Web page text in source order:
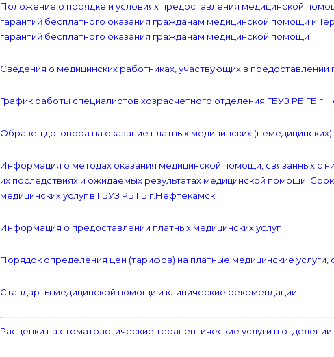
Положение о порядке и условиях предоставления медицинской
гарантий бесплатного оказания гражданам медицинской помощи и
гарантий бесплатного оказания гражданам медицинской помощи
Сведения о медицинских работниках, участвующих в предоставлении
График работы специалистов хозрасчетного отделения ГБУЗ РБ ГБ
Образец договора на оказание платных медицинских
Информация о методах оказания медицинской помощи, связанных с
их последствиях и ожидаемых результатах медицинской помощи.
медицинских услуг в ГБУЗ РБ ГБ г.Нефтекамск
Информация о предоставлении платных медицинских услуг
Порядок определения цен (тарифов) на платные медицинские
Стандарты медицинской помощи и клинические рекомендации
Расценки на стоматологические терапевтические услуги в